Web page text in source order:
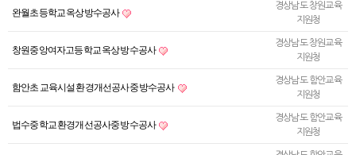
완월초등학교 옥상방수공사
경상남도 창원교육
지원청
창원중앙여자고등학교 옥상 방수공사
경상남도 창원교육
지원청
함안초 교육시설 환경개선공사중 방수공사
경상남도 함안교육
지원청
법수중학교 환경개선공사중 방수공사
경상남도 함안교육
지원청